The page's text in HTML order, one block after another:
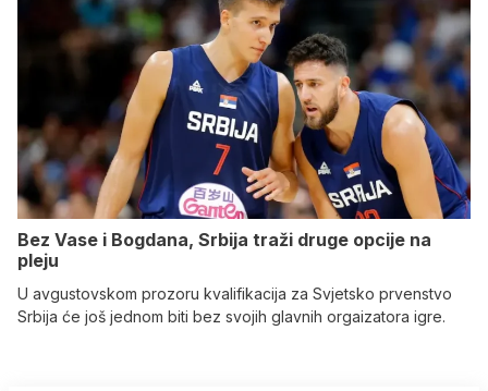
Bez Vase i Bogdana, Srbija traži druge opcije na
pleju
U avgustovskom prozoru kvalifikacija za Svjetsko prvenstvo
Srbija će još jednom biti bez svojih glavnih orgaizatora igre.